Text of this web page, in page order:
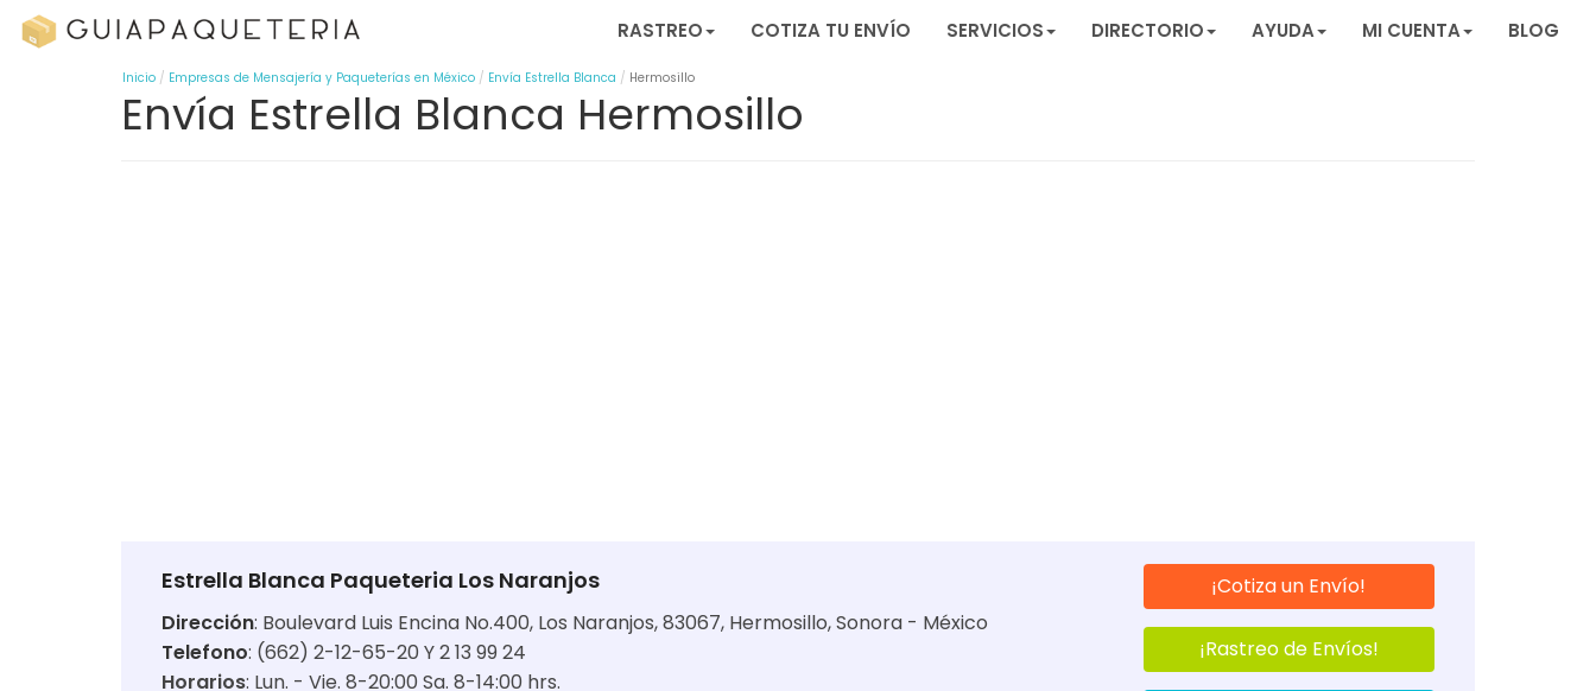
RASTREO COTIZA TU ENVÍO SERVICIOS DIRECTORIO AYUDA MI CUENTA BLOG
Inicio Empresas de Mensajería y Paqueterías en México Envía Estrella Blanca Hermosillo
Envía Estrella Blanca Hermosillo
Estrella Blanca Paqueteria Los Naranjos
Dirección: Boulevard Luis Encina No.400, Los Naranjos, 83067, Hermosillo, Sonora - México
Telefono: (662) 2-12-65-20 Y 2 13 99 24
Horarios: Lun. - Vie. 8-20:00 Sa. 8-14:00 hrs.
¡Cotiza un Envío!
¡Rastreo de Envíos!